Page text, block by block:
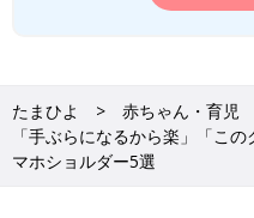
たまひよ 赤ちゃん・育児
「手ぶらになるから楽」「こ
マホショルダー5選